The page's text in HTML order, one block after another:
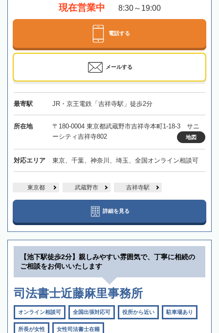
現在営業中 8:30～19:00
電話する
メールする
最寄駅 JR・京王電鉄「吉祥寺駅」徒歩2分
所在地
〒180-0004 東京都武蔵野市吉祥寺本町1-18-3 サニ
ーシティ吉祥寺802
地図
対応エリア 東京、千葉、神奈川、埼玉、全国オンライン相談可
東京都 武蔵野市 吉祥寺駅
詳細を見る
【池下駅徒歩2分】親しみやすい雰囲気で、丁寧に相続の
ご相談をお伺いいたします
司法書士近藤麻里事務所
オンライン相談可 全国出張対応可 役所から近い 駐車場あり
所長が女性 女性司法書士在籍